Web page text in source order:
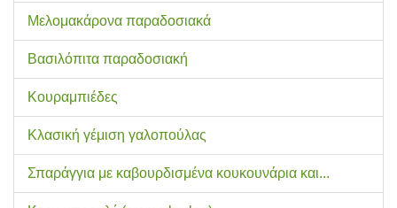
Μελομακάρονα παραδοσιακά
Βασιλόπιτα παραδοσιακή
Κουραμπιέδες
Κλασική γέμιση γαλοπούλας
Σπαράγγια με καβουρδισμένα κουκουνάρια και...